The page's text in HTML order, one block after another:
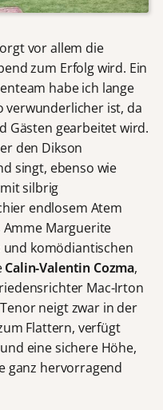
vor allem die
zum Erfolg wird. Ein
habe ich lange
verwunderlicher ist, da
Gästen gearbeitet wird.
den Dikson
singt, ebenso wie
silbrig
endlosem Atem
Marguerite
komödiantischen
Calin-Valentin Cozma,
Mac-Irton
neigt zwar in der
Flattern, verfügt
eine sichere Höhe,
ganz hervorragend